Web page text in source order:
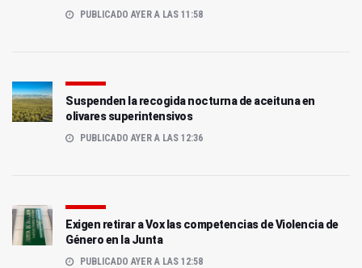
PUBLICADO AYER A LAS 11:58
Suspenden la recogida nocturna de aceituna en
olivares superintensivos
PUBLICADO AYER A LAS 12:36
Exigen retirar a Vox las competencias de Violencia de
Género en la Junta
PUBLICADO AYER A LAS 12:58